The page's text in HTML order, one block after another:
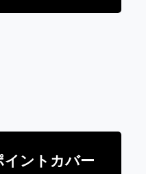
ントカバー